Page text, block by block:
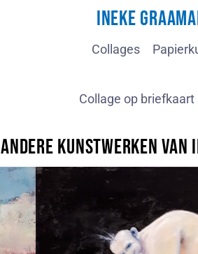
Ineke
Collages
Collage op briefkaart
Andere kunstwerken van